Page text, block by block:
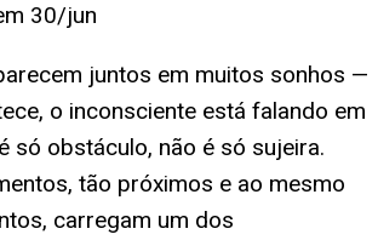
30/jun
juntos em muitos sonhos —
o inconsciente está falando em
só obstáculo, não é só sujeira.
tão próximos e ao mesmo
carregam um dos